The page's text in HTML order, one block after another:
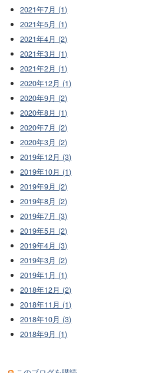
2021年7月 (1)
2021年5月 (1)
2021年4月 (2)
2021年3月 (1)
2021年2月 (1)
2020年12月 (1)
2020年9月 (2)
2020年8月 (1)
2020年7月 (2)
2020年3月 (2)
2019年12月 (3)
2019年10月 (1)
2019年9月 (2)
2019年8月 (2)
2019年7月 (3)
2019年5月 (2)
2019年4月 (3)
2019年3月 (2)
2019年1月 (1)
2018年12月 (2)
2018年11月 (1)
2018年10月 (3)
2018年9月 (1)